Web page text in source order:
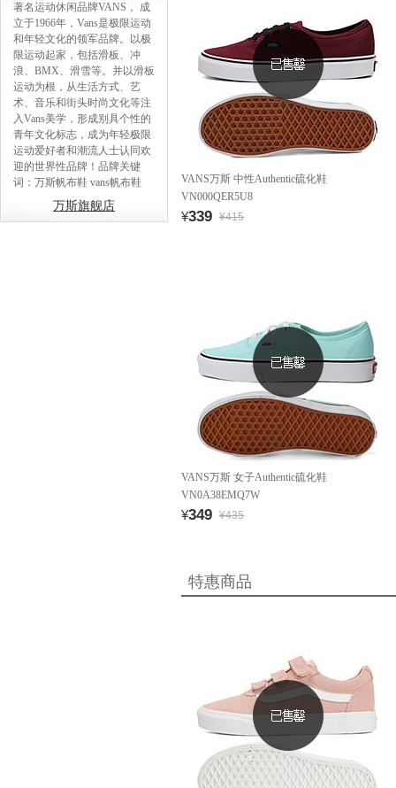
著名运动休闲品牌VANS， 成
立于1966年，Vans是极限运动
和年轻文化的领军品牌。以极
限运动起家，包括滑板、冲
浪、BMX、滑雪等。并以滑板
运动为根，从生活方式、艺
术、音乐和街头时尚文化等注
入Vans美学，形成别具个性的
青年文化标志，成为年轻极限
运动爱好者和潮流人士认同欢
迎的世界性品牌！品牌关键
词：万斯帆布鞋 vans帆布鞋
万斯旗舰店
VANS万斯 中性Authentic硫化鞋
VN000QER5U8
¥339 ¥415
VANS万斯 女子Authentic硫化鞋
VN0A38EMQ7W
¥349 ¥435
特惠商品